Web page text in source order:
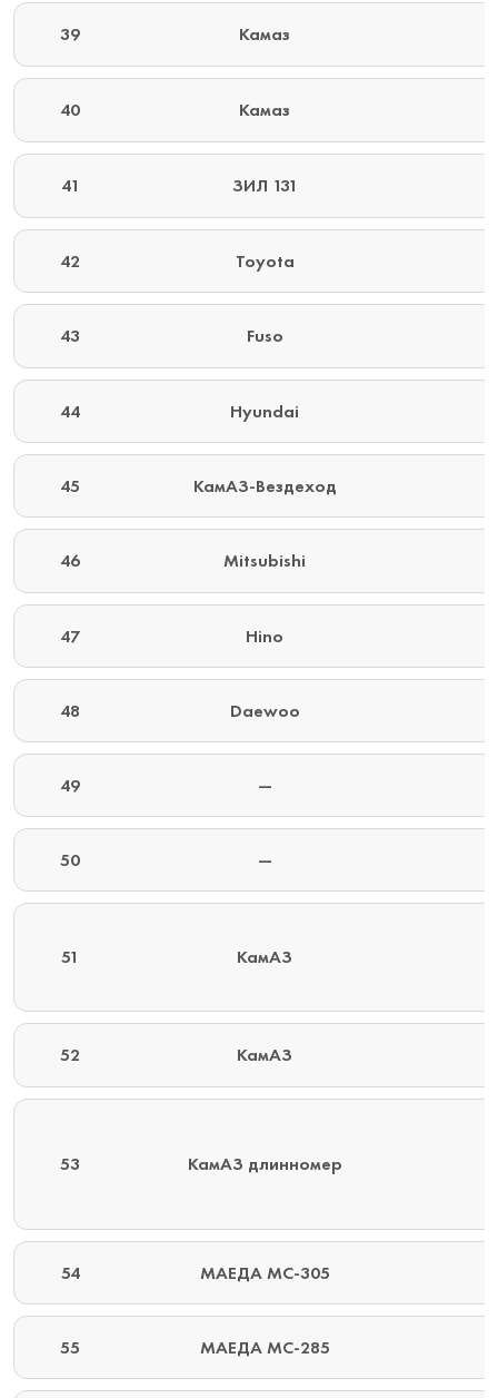
39 Камаз
40 Камаз
41 ЗИЛ 131
42 Toyota
43 Fuso
44 Hyundai
45 КамАЗ-Вездеход
46 Mitsubishi
47 Hino
48 Daewoo
49 —
50 —
51 КамАЗ
52 КамАЗ
53 КамАЗ длинномер
54 МАЕДА МС-305
55 МАЕДА МС-285